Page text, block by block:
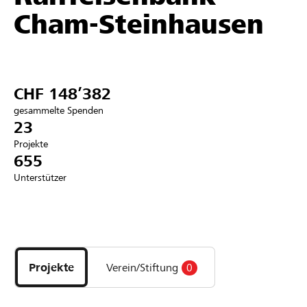
Partner / Raiffeisenbank
Anmelden
Registrieren
Cham-Steinhausen
CHF 148’382
gesammelte Spenden
23
Projekte
655
Unterstützer
Projekte
und
Organisationen
Projekte Verein/Stiftung 0